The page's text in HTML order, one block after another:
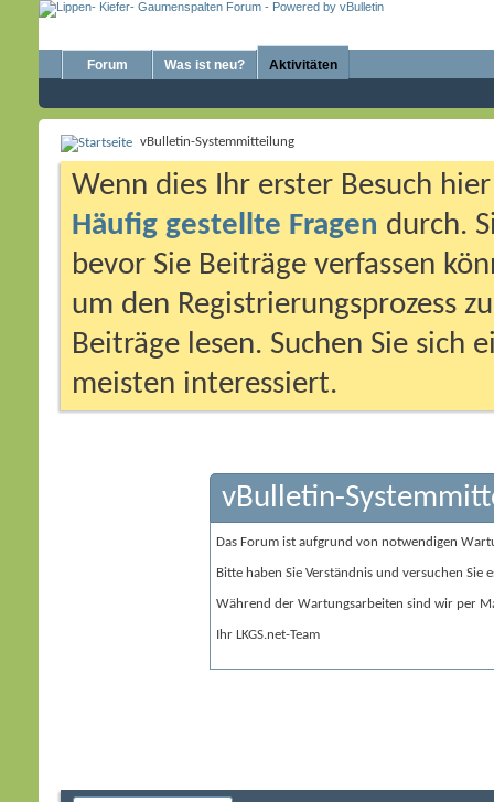
Forum Was ist neu? Aktivitäten
vBulletin-Systemmitteilung
Wenn dies Ihr erster Besuch
Häufig gestellte Fragen durch.
bevor Sie Beiträge verfassen
um den Registrierungsprozess
Beiträge lesen. Suchen Sie sich
meisten interessiert.
vBulletin-
Das Forum ist aufgrund von notwendigen
Bitte haben Sie Verständnis und versuchen Sie
Während der Wartungsarbeiten sind wir per
Ihr LKGS.net-Team